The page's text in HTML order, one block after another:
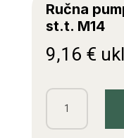
Ručna
st.t. M14
9,16 €
Ručna
pumpa